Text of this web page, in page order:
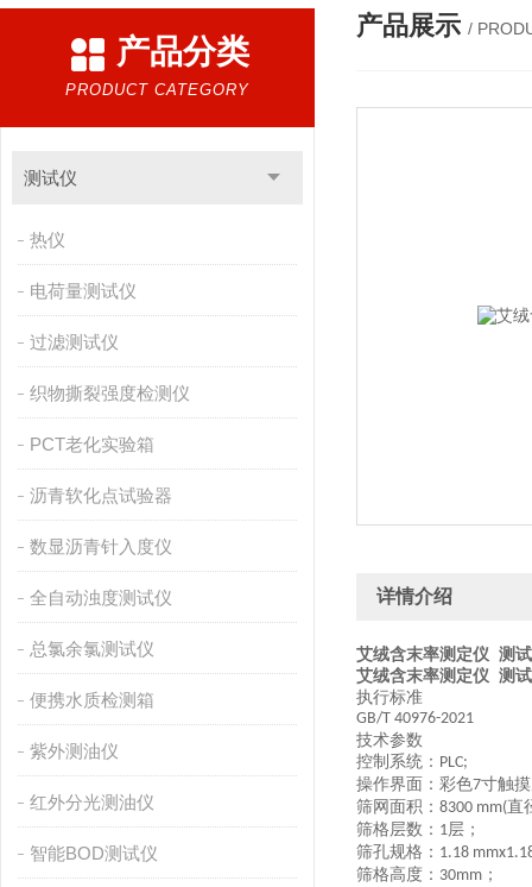
产品分类
PRODUCT CATEGORY
测试仪
热仪
电荷量测试仪
过滤测试仪
织物撕裂强度检测仪
PCT老化实验箱
沥青软化点试验器
数显沥青针入度仪
全自动浊度测试仪
总氯余氯测试仪
便携水质检测箱
紫外测油仪
红外分光测油仪
智能BOD测试仪
产品展示 /
详情介绍
艾绒含末率测定仪 测
艾绒含末率测定仪 测
执行标准
GB/T 40976-2021
技术参数
控制系统： PLC;
操作界面：彩色7寸触
筛网面积 ： 8300 mm(直
筛格层数 ： 1层；
筛孔规格 ： 1.18
筛格高度： 30mm ；